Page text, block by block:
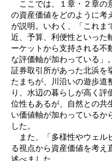
ここでは、１章・２章の
の資産価値をどのように考
が説明。いわく、「これま
近、予算、利便性といった
ーケットから支持される不
な評価軸が加わっている」
証券取引所があった北浜を
たまちが、川沿いの遊歩道
り、水辺の暮らしが高く
位性もあるが、自然との共
い価値軸が加わっているか
した。
また、「多様性やウェル
る視点から資産価値を考え
述べました。